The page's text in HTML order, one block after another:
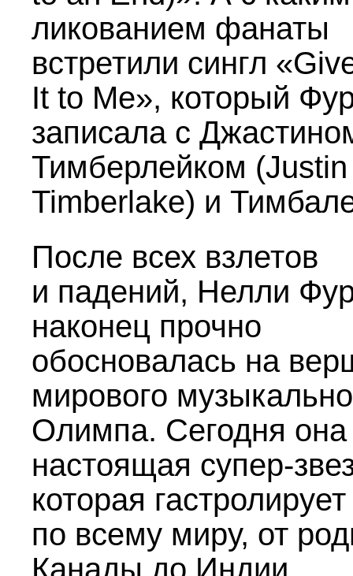
ликованием фанаты
встретили сингл
It to Me», который
записала с
Тимберлейком (Justin
Timberlake) и
После всех взлетов
и падений, Нелли
наконец прочно
обосновалась на
мирового
Олимпа. Сегодня она
настоящая супер-
которая гастролирует
по всему миру, от
Канады до Индии,